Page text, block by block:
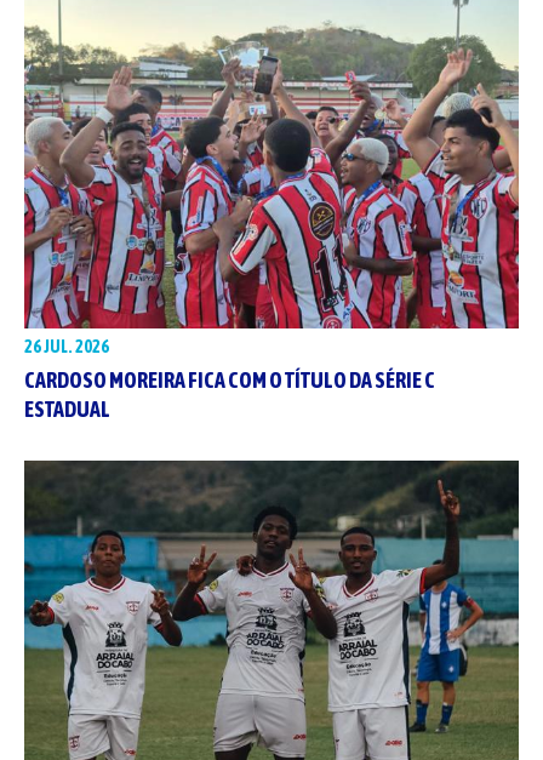
26 JUL. 2026
CARDOSO MOREIRA FICA COM O TÍTULO DA SÉRIE C
ESTADUAL